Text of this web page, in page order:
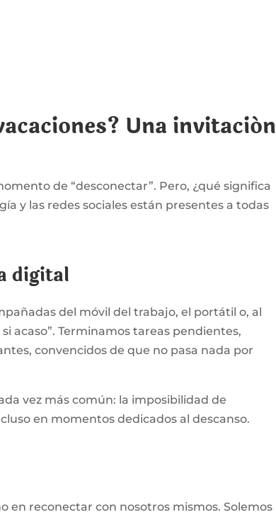
Una invitación
de “desconectar”. Pero, ¿qué significa
y las redes sociales están presentes a todas
digital
del móvil del trabajo, el portátil o, al
acaso”. Terminamos tareas pendientes,
convencidos de que no pasa nada por
vez más común: la imposibilidad de
en momentos dedicados al descanso.
en reconectar con nosotros mismos. Solemos